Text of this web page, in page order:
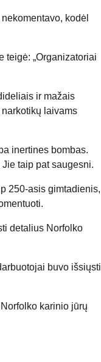
kodėl
teigė: „Organizatoriai
ir mažais
laivams
inertines bombas.
taip pat saugesni.
250-asis gimtadienis,
detalius Norfolko
buvo išsiųsti
karinio jūrų